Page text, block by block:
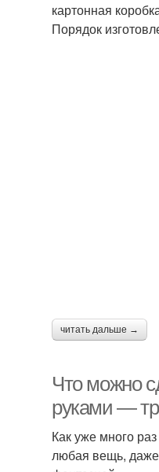
картонная
Порядок
читать дальше →
Что можно
руками —
Как уже много
любая вещь, даже